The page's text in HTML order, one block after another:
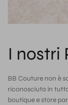
I nostri
BB Couture non è
riconosciuta in
boutique e store